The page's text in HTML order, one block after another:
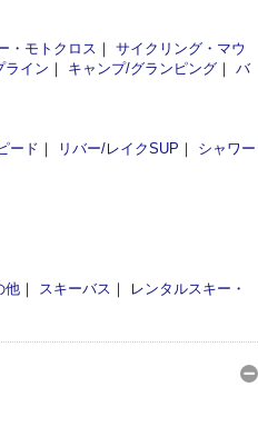
・モトクロス ｜ サイクリング・マウ
ライン ｜ キャンプ/グランピング ｜ バ
ード ｜ リバー/レイクSUP ｜ シャワー
他 ｜ スキーバス ｜
レンタルスキー・